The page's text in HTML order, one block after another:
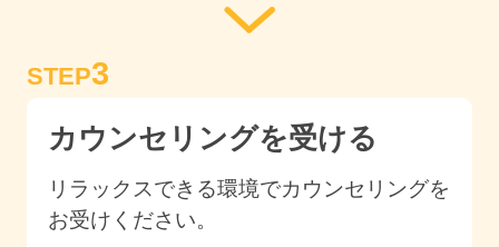
STEP3
カウンセリングを受ける
リラックスできる環境でカウンセリングを
お受けください。